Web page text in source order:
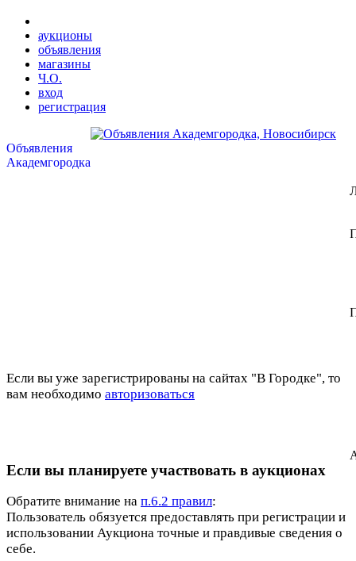
аукционы
объявления
магазины
Ч.О.
вход
регистрация
Объявления
Академгородка
Если вы уже зарегистрированы на сайтах "В Городке", то
вам необходимо авторизоваться
Если вы планируете участвовать в аукционах
Обратите внимание на п.6.2 правил:
Пользователь обязуется предоставлять при регистрации и
использовании Аукциона точные и правдивые сведения о
себе.